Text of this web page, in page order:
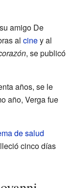
amigo De
al ciney al
, se publicó
años, se le
año, Verga fue
de salud
cinco días